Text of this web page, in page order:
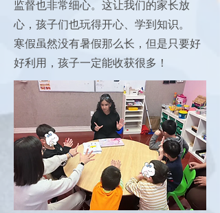
监督也非常细心。这让我们的家长放
心，孩子们也玩得开心、学到知识。
寒假虽然没有暑假那么长，但是只要好
好利用，孩子一定能收获很多！